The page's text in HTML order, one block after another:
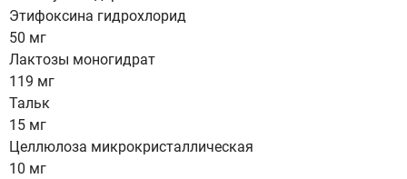
Этифоксина гидрохлорид
50 мг
Лактозы моногидрат
119 мг
Тальк
15 мг
Целлюлоза микрокристаллическая
10 мг